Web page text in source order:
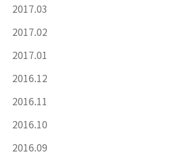
2017.03
2017.02
2017.01
2016.12
2016.11
2016.10
2016.09